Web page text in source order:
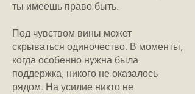
ты имеешь право быть.
Под чувством вины может
скрываться одиночество. В моменты,
когда особенно нужна была
поддержка, никого не оказалось
рядом. На усилие никто не